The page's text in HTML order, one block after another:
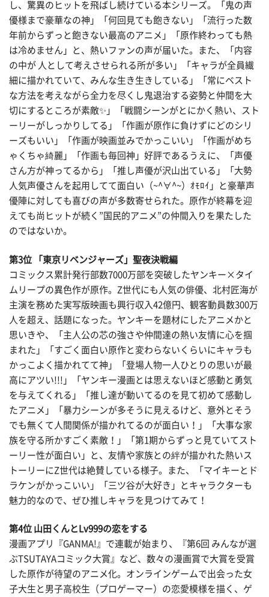
し、驚異のヒットを飛ばし続けている本シリーズ。「鬼の声
優様まで豪華なの神」「何回見ても飽きない」「流行った数
年前からずっと飽きない最高のアニメ」「原作終わっても熱
は冷めません」と、熱いファンの声が届いた。また、「内容
の中が 人として考えさせられる所が多い」「キャラが全員繊
細に描かれていて、みんな生き生きしている」「常にベスト
な方法を考えながら全力を尽くし鬼退治する姿勢と仲間を大
切にするところが素敵✨」「戦闘シーンがとにかく熱い、スト
ーリーがしっかりしてる」「作画が原作に負けずにどのシリ
ーズもいい」「作画が映画並みでかっこいい」「作画がめち
ゃくちゃ綺麗」「作画も毎回神」好評であるうえに、「声優
さん方が神ってるから」「推し声優が沢山出ている」「大勢
人気声優さんを起用してて面白い（~^∀^~）ｵﾓﾛｲ」と豪華声
優陣に対しても喜びの声が多数寄せられた。原作が終幕を迎
えても尚ヒットが続く”国民的アニメ”の仲間入りを果たした
のではないか。‬‬‬
第3位 「東京リベンジャーズ」聖夜決戦編
コミックス累計発行部数7000万部を突破したヤンキー×タイ
ムリープの異色作が原作。Z世代にも人気の俳優、北村匠海が
主演を務めた実写版映画も興行収入42億円、観客動員数300万
人を超え、話題になった。ヤンキーを題材にしたアニメかと
思いきや、「主人公の芯の強さや仲間達の熱い友情に心を掴
まれた」「すごく面白い原作と変わらないくらいにキャラも
かっこよく描かれてて神」「登場人物一人ひとりの思いが最
高にアツい!!!」「ヤンキー漫画とは思えないほど感動と勇気
を与えてくれる」「推し達が動いてるのを見て初めて感動し
たアニメ」「暴力シーンが多そうに見えるけど、意外とそう
でも無くて人間関係が描かれてるのが面白い！」「大事な家
族を守る所かすごく素敵！」「第1期からずっと見ていてスト
ーリー性が面白い」と、友情や家族との絆が描かれた熱いス
トーリーにZ世代は絶賛している様子。また、「マイキーとド
ラケンがかっこいい」「三ツ谷が大好き」とキャラクターも
魅力的なので、ぜひ推しキャラを見つけてみて！
第4位 山田くんとLv999の恋をする
漫画アプリ『GANMA!』で連載が始まり、『第6回 みんなが選
ぶTSUTAYAコミック大賞』など、数々の漫画賞で大賞を受賞
した原作が待望のアニメ化。オンラインゲームで出会った女
子大生と男子高校生（プロゲーマー）の恋愛模様を描く、ゲ